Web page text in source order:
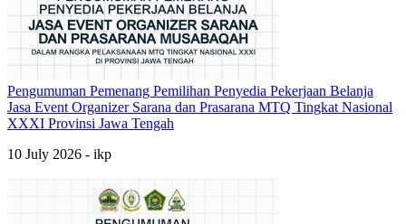
Pengumuman Pemenang Pemilihan Penyedia Pekerjaan Belanja
Jasa Event Organizer Sarana dan Prasarana MTQ Tingkat Nasional
XXXI Provinsi Jawa Tengah
10 July 2026 - ikp